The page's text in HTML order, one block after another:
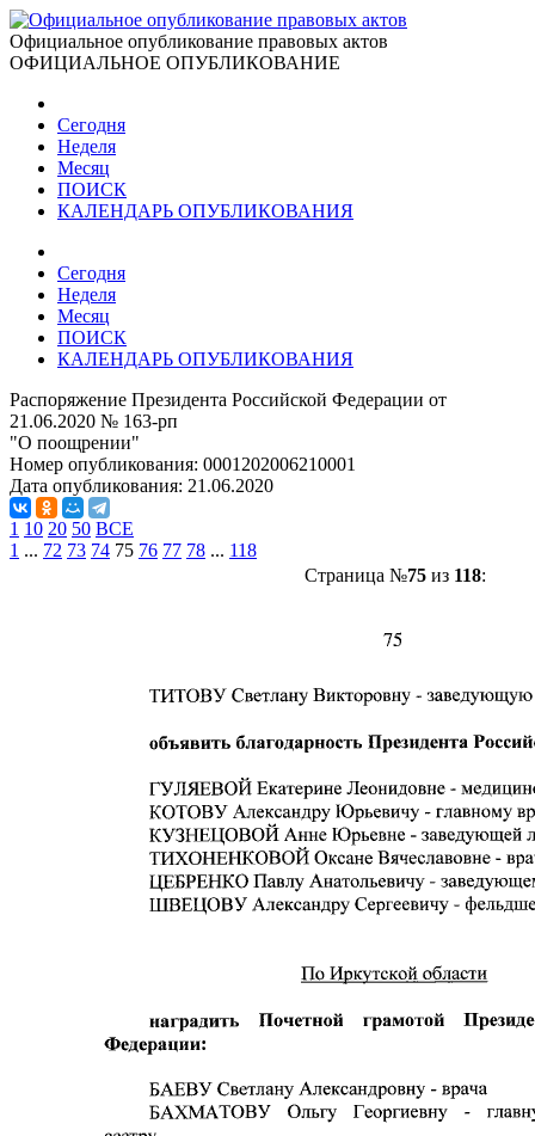
Официальное опубликование правовых актов
ОФИЦИАЛЬНОЕ ОПУБЛИКОВАНИЕ
Сегодня
Неделя
Месяц
ПОИСК
КАЛЕНДАРЬ ОПУБЛИКОВАНИЯ
Сегодня
Неделя
Месяц
ПОИСК
КАЛЕНДАРЬ ОПУБЛИКОВАНИЯ
Распоряжение Президента Российской Федерации от
21.06.2020 № 163-рп
"О поощрении"
Номер опубликования: 0001202006210001
Дата опубликования: 21.06.2020
1 10 20 50 ВСЕ
1 ... 72 73 74 75 76 77 78 ... 118
Страница №75 из 118: